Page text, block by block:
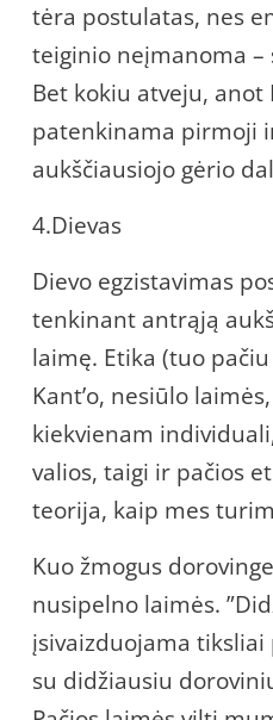
tėra postulatas, nes
teiginio neįmanoma –
Bet kokiu atveju, anot
patenkinama pirmoji
aukščiausiojo gėrio
4.Dievas
Dievo egzistavimas
tenkinant antrąją
laimę. Etika (tuo
Kant’o, nesiūlo
kiekvienam
valios, taigi ir pačios
teorija, kaip mes
Kuo žmogus
nusipelno laimės.
įsivaizduojama
su didžiausiu